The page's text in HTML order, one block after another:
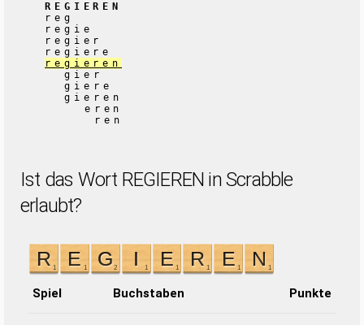
REGIEREN
reg
regie
regier
regiere
regieren
gier
giere
gieren
eren
ren
Ist das Wort REGIEREN in Scrabble
erlaubt?
Spiel Buchstaben Punkte